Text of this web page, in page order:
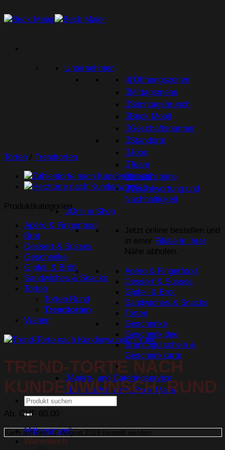
Inhalt
Unternehmen
Öffnungszeiten
Mittagsmenu
Sonntagsbrunch
Beck Mobil
Geschäftspartner
Standorte
Jobs
Team
Meilensteine
Verantwortung und
Nachhaltigkeit
Online Shop
Jetzt online bestellen und
in einer Filiale in Ihrer
Nähe abholen.
Apéro & Fingerfood
Dessert & Süsses
Gipfeli & Brot
Sandwiches & Snacks
Torten
Geschenke
Geschenkidee
Brunchgutschein &
Geschenkkarte
Apéro- und Cateringservice
Lehrstellen beim Beck Maier
Suchen
nach:
Mittagsmenü
Warenkorb
Torten / Trendtorten
Produktkategorien
Apéro & Fingerfood
Brot
Dessert & Süsses
Geschenke
Gipfeli & Brötli
Sandwiches & Snacks
Torten
Torten Rund
Trendtorten
Wähen
TREND-TORTE NACH
KUNDENWUNSCH, RUND
Ab: CHF 60.00
Kann auf den12. August 2026 bestellt werden.